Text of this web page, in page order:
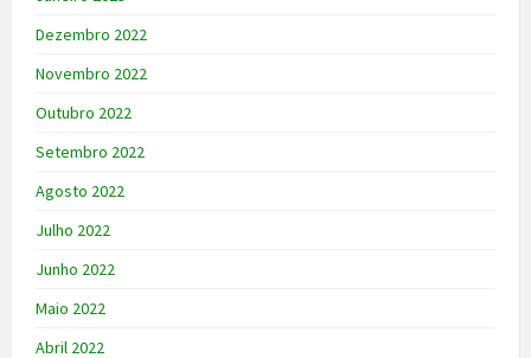
Dezembro 2022
Novembro 2022
Outubro 2022
Setembro 2022
Agosto 2022
Julho 2022
Junho 2022
Maio 2022
Abril 2022